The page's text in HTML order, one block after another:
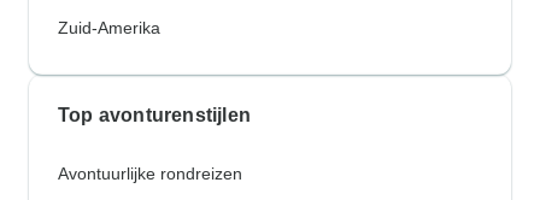
Zuid-Amerika
Top avonturenstijlen
Avontuurlijke rondreizen